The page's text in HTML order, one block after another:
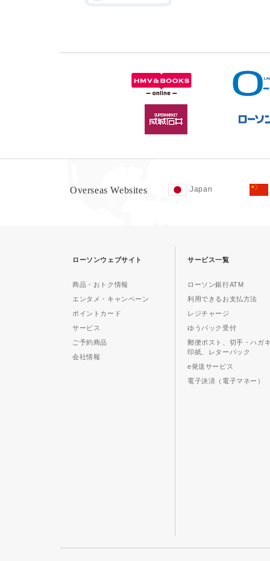
Overseas Websites Japan
ローソンウェブサイト
商品・おトク情報
エンタメ・キャンペーン
ポイントカード
サービス
ご予約商品
会社情報
サービス一覧
ローソン銀行ATM
利用できるお支払方法
レジチャージ
ゆうパック受付
郵便ポスト、切手・ハガ
印紙、レターパック
e発送サービス
電子決済（電子マネー）